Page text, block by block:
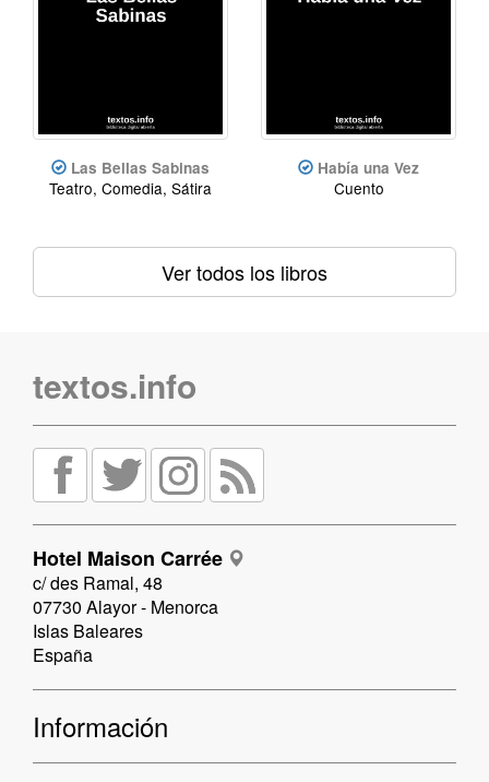
Las Bellas Sabinas
Teatro, Comedia, Sátira
Había una Vez
Cuento
Ver todos los libros
textos.info
Hotel Maison Carrée
c/ des Ramal, 48
07730 Alayor - Menorca
Islas Baleares
España
Información